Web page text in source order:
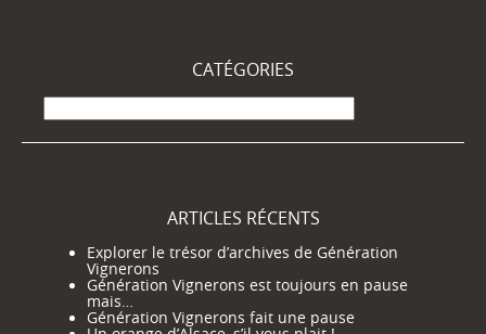
CATÉGORIES
Catégories
ARTICLES RÉCENTS
Explorer le trésor d’archives de Génération
Vignerons
Génération Vignerons est toujours en pause
mais…
Génération Vignerons fait une pause